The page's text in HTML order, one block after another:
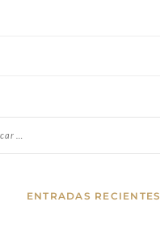
ENTRADAS RECIENTES